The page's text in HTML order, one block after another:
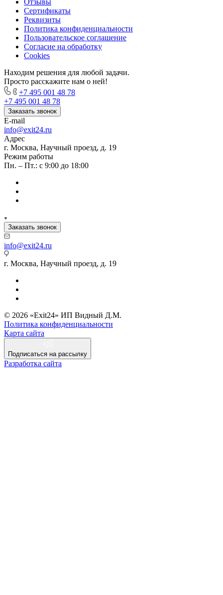
Отзывы
Сертификаты
Реквизиты
Политика конфиденциальности
Пользовательское соглашение
Согласие на обработку
Cookies
Находим решения для любой задачи.
Просто расскажите нам о ней!
+7 495 001 48 78
+7 495 001 48 78
Заказать звонок
E-mail
info@exit24.ru
Адрес
г. Москва, Научный проезд, д. 19
Режим работы
Пн. – Пт.: с 9:00 до 18:00
Заказать звонок
info@exit24.ru
г. Москва, Научный проезд, д. 19
© 2026 «Exit24» ИП Видный Д.М.
Политика конфиденциальности
Карта сайта
Подписаться на рассылку
Разработка сайта